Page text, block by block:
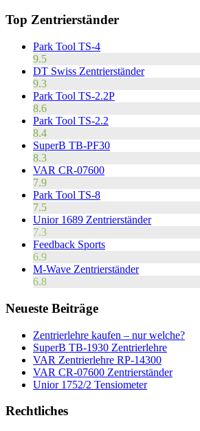
Top Zentrierständer
Park Tool TS-4
9.5
DT Swiss Zentrierständer
9.3
Park Tool TS-2.2P
8.6
Park Tool TS-2.2
8.4
SuperB TB-PF30
8.3
VAR CR-07600
7.9
Park Tool TS-8
7.5
Unior 1689 Zentrierständer
7.3
Feedback Sports
6.9
M-Wave Zentrierständer
6.8
Neueste Beiträge
Zentrierlehre kaufen – nur welche?
SuperB TB-1930 Zentrierlehre
VAR Zentrierlehre RP-14300
VAR CR-07600 Zentrierständer
Unior 1752/2 Tensiometer
Rechtliches